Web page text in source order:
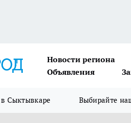
Новости региона
Объявления
Сыктывкаре Выбирайте